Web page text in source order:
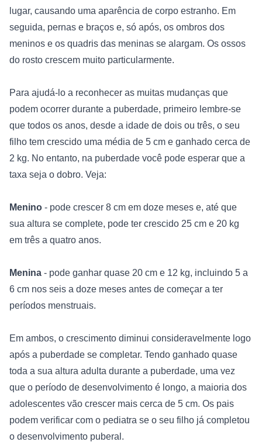
lugar, causando uma aparência de corpo estranho. Em
seguida, pernas e braços e, só após, os ombros dos
meninos e os quadris das meninas se alargam. Os ossos
do rosto crescem muito particularmente.
Para ajudá-lo a reconhecer as muitas mudanças que
podem ocorrer durante a puberdade, primeiro lembre-se
que todos os anos, desde a idade de dois ou três, o seu
filho tem crescido uma média de 5 cm e ganhado cerca de
2 kg. No entanto, na puberdade você pode esperar que a
taxa seja o dobro. Veja:
Menino - pode crescer 8 cm em doze meses e, até que
sua altura se complete, pode ter crescido 25 cm e 20 kg
em três a quatro anos.
Menina - pode ganhar quase 20 cm e 12 kg, incluindo 5 a
6 cm nos seis a doze meses antes de começar a ter
períodos menstruais.
Em ambos, o crescimento diminui consideravelmente logo
após a puberdade se completar. Tendo ganhado quase
toda a sua altura adulta durante a puberdade, uma vez
que o período de desenvolvimento é longo, a maioria dos
adolescentes vão crescer mais cerca de 5 cm. Os pais
podem verificar com o pediatra se o seu filho já completou
o desenvolvimento puberal.